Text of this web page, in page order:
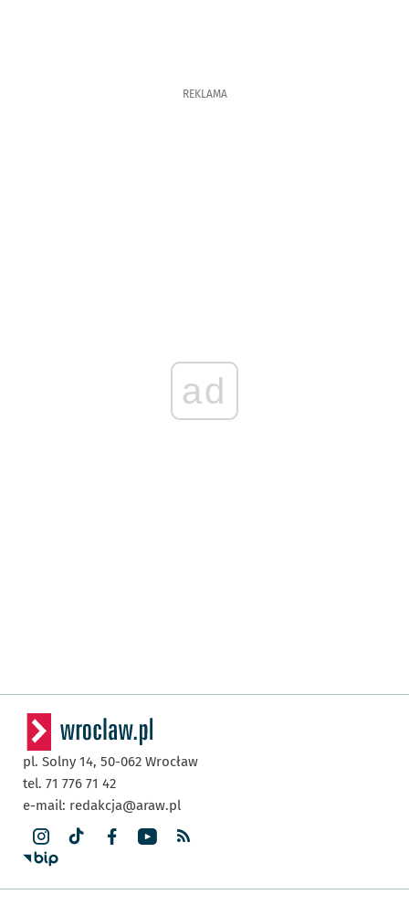
REKLAMA
ad
pl. Solny 14, 50-062 Wrocław
tel. 71 776 71 42
e-mail: redakcja@araw.pl